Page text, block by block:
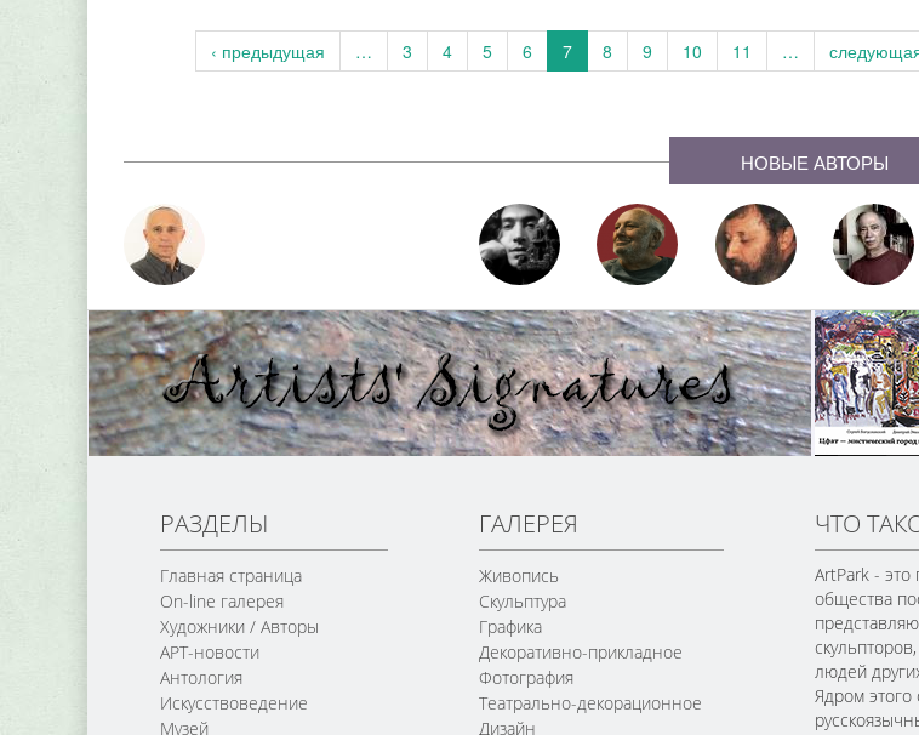
‹ предыдущая … 3 4 5 6 7 8 9 10 11 …
НОВЫЕ АВТОРЫ
РАЗДЕЛЫ
Главная страница
On-line галерея
Художники / Авторы
АРТ-новости
Антология
Искусствоведение
Музей
ГАЛЕРЕЯ
Живопись
Скульптура
Графика
Декоративно-прикладное
Фотография
Театрально-декорационное
Дизайн
ЧТО
ArtPark - это
общества
людей
Ядром